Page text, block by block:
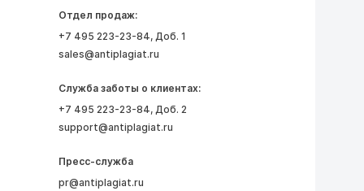
Отдел продаж:
+7 495 223-23-84, Доб. 1
sales@antiplagiat.ru
Служба заботы о клиентах:
+7 495 223-23-84, Доб. 2
support@antiplagiat.ru
Пресс-служба
pr@antiplagiat.ru